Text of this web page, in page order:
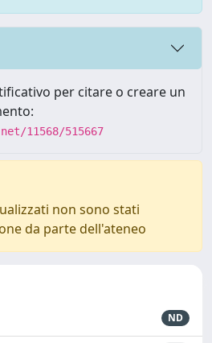
per citare o creare un
11568/515667
non sono stati
da parte dell'ateneo
ND